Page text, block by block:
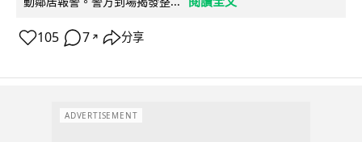
105 7 ↗ 分享
ADVERTISEMENT